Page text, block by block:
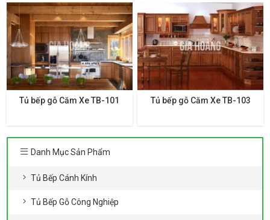
Tủ bếp gỗ Căm Xe TB-101 Tủ bếp gỗ Căm Xe TB-103
Danh Mục Sản Phẩm
Tủ Bếp Cánh Kính
Tủ Bếp Gỗ Công Nghiệp